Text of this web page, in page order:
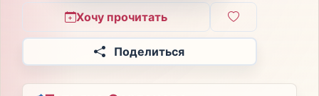
Хочу прочитать
Поделиться